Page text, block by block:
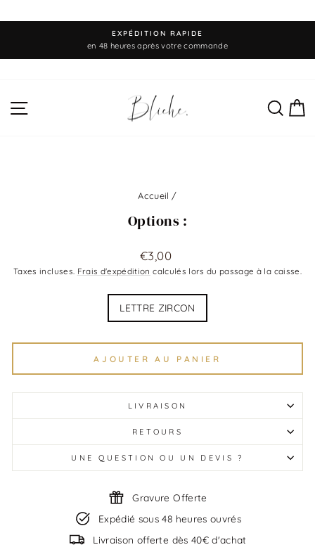
contenu
Diaporama
EXPÉDITION RAPIDE
en 48 heures après votre commande
Accueil /
Options :
Prix
régulier
€3,00
Taxes incluses. Frais d'expédition calculés lors du passage à la caisse.
LETTRE ZIRCON
AJOUTER AU PANIER
LIVRAISON
RETOURS
UNE QUESTION OU UN DEVIS ?
Gravure Offerte
Expédié sous 48 heures ouvrés
Livraison offerte dès 40€ d'achat